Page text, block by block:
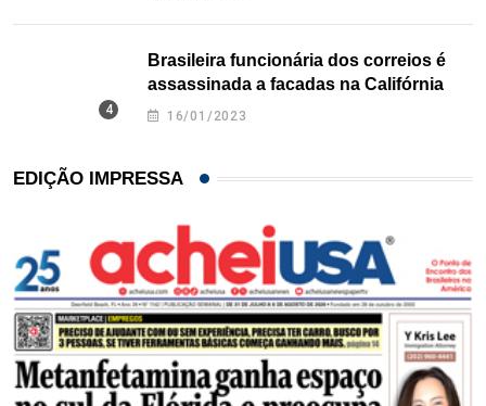
Brasileira funcionária dos correios é
assassinada a facadas na Califórnia
16/01/2023
EDIÇÃO IMPRESSA